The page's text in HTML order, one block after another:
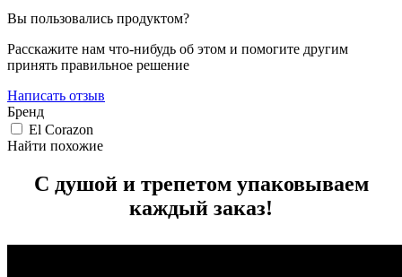
Вы пользовались продуктом?
Расскажите нам что-нибудь об этом и помогите другим
принять правильное решение
Написать отзыв
Бренд
El Corazon
Найти похожие
С душой и трепетом упаковываем
каждый заказ!